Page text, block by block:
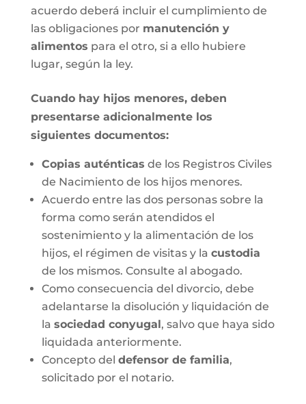
acuerdo deberá incluir el cumplimiento de
las obligaciones por manutención y
alimentos para el otro, si a ello hubiere
lugar, según la ley.
Cuando hay hijos menores, deben
presentarse adicionalmente los
siguientes documentos:
Copias auténticas de los Registros Civiles
de Nacimiento de los hijos menores.
Acuerdo entre las dos personas sobre la
forma como serán atendidos el
sostenimiento y la alimentación de los
hijos, el régimen de visitas y la custodia
de los mismos. Consulte al abogado.
Como consecuencia del divorcio, debe
adelantarse la disolución y liquidación de
la sociedad conyugal, salvo que haya sido
liquidada anteriormente.
Concepto del defensor de familia,
solicitado por el notario.